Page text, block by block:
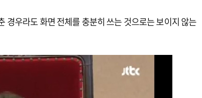
경우라도 화면 전체를 충분히 쓰는 것으로는 보이지 않는